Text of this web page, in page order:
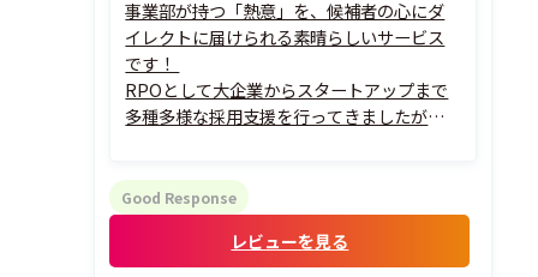
事業部が持つ「熱意」を、候補者の心にダ
イレクトに届けられる素晴らしいサービス
です！
RPOとして大企業からスタートアップまで
多種多様な採用支援を行ってきましたが、
な条件提示とは異なり、候補者の経歴やビジ
ョンを深く理解したパーソナライズされた
熱いメッセージを複数人から届けることが...
Good Response
レビューを見る